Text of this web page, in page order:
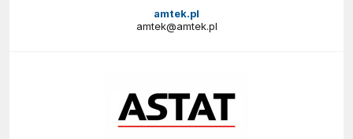
amtek.pl
amtek@amtek.pl